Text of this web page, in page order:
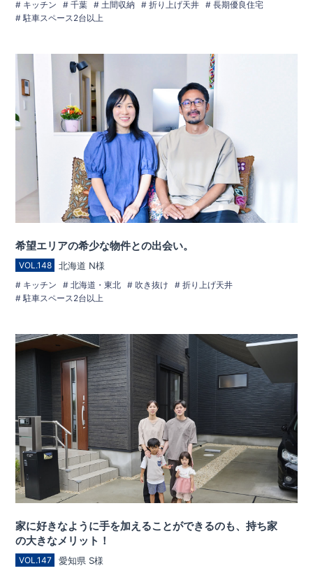
キッチン 千葉 土間収納 折り上げ天井
長期優良住宅
駐車スペース2台以上
希望エリアの希少な物件との出会い。
VOL.148 北海道 N様
キッチン 北海道・東北 吹き抜け
折り上げ天井
駐車スペース2台以上
家に好きなように手を加えることができるのも、持ち家
の大きなメリット！
VOL.147 愛知県 S様